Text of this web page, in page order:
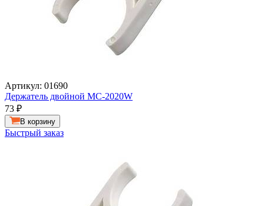
Артикул: 01690
Держатель двойной MC-2020W
73 ₽
В корзину
Быстрый заказ